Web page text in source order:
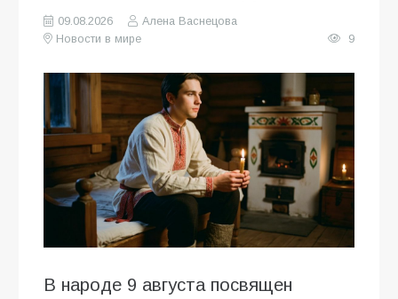
09.08.2026
Алена Васнецова
Новости в мире
9
В народе 9 августа посвящен